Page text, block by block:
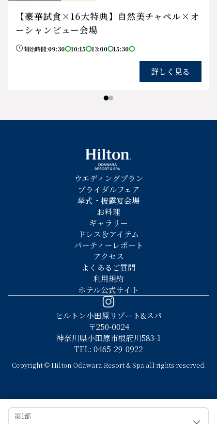
第1部
【豪華試食×16大特典】自然美チャペル×オ
ーシャンビュー会場
開始時間:09:3010:1513:0015:30
詳しく見る
ウエディングプラン
ブライダルフェア
挙式・披露宴会場
お料理
ギャラリー
ドレス＆アイテム
パーティーレポート
アクセス
よくあるご質問
利用規約
ホテル公式サイト
ヒルトン小田原リゾート&スパ
〒250-0024
神奈川県小田原市根府川583-1
TEL: 0465-29-0922
Copyright © Hilton Odawara Resort & Spa all rights reserved.